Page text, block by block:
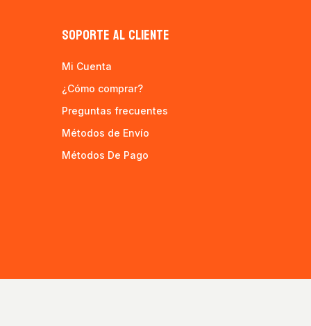
SOPORTE AL CLIENTE
Mi Cuenta
¿Cómo comprar?
Preguntas frecuentes
Métodos de Envío
Métodos De Pago